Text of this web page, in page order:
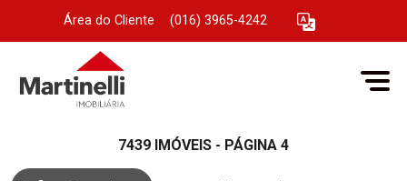
Área do Cliente (016) 3965-4242
7439 IMÓVEIS - PÁGINA 4